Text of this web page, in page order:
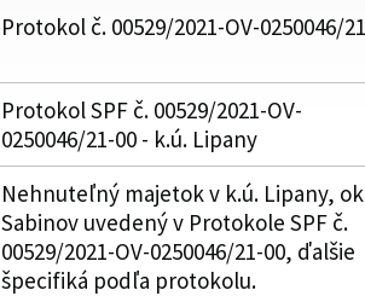
Protokol č. 00529/2021-OV-0250046/
Protokol SPF č. 00529/2021-OV-
0250046/21-00 - k.ú. Lipany
Nehnuteľný majetok v k.ú. Lipany,
Sabinov uvedený v Protokole SPF č.
00529/2021-OV-0250046/21-00, ďalšie
špecifiká podľa protokolu.